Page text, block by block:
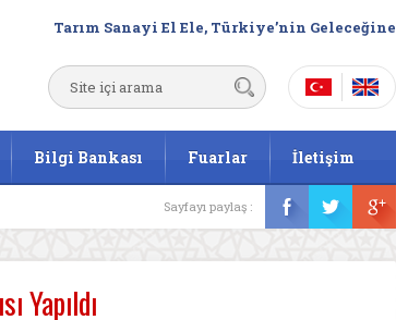
Tarım Sanayi El Ele, Türkiye’nin Geleceğine
Bilgi Bankası Fuarlar İletişim
Sayfayı paylaş :
Yapıldı